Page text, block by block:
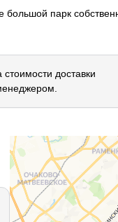
парк
доставки